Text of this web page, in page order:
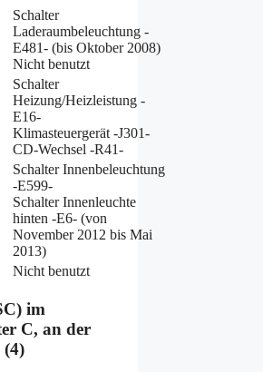
Schalter
Laderaumbeleuchtung -
E481- (bis Oktober 2008)
Nicht benutzt
Schalter
Heizung/Heizleistung -
E16-
Klimasteuergerät -J301-
CD-Wechsel -R41-
Schalter Innenbeleuchtung
-E599-
Schalter Innenleuchte
hinten -E6- (von
November 2012 bis Mai
2013)
Nicht benutzt
im
C, an der
(4)